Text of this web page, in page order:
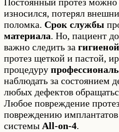
износился, потерял
поломка. Срок службы
материала. Но, пациент
важно следить за гигиеной
протез щеткой и пастой,
процедуру
наблюдать за состоянием
любых дефектов
Любое повреждение
повреждению
системы All-on-4.